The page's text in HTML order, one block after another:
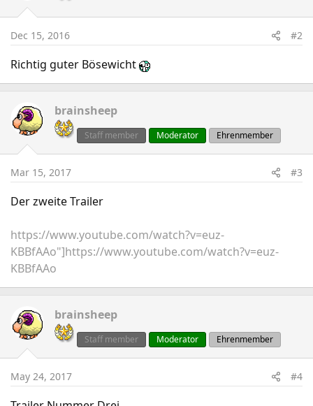
Dec 15, 2016 #2
Richtig guter Bösewicht
brainsheep
Staff member Moderator Ehrenmember
Mar 15, 2017 #3
Der zweite Trailer
https://www.youtube.com/watch?v=euz-
KBBfAAo"]https://www.youtube.com/watch?v=euz-
KBBfAAo
brainsheep
Staff member Moderator Ehrenmember
May 24, 2017 #4